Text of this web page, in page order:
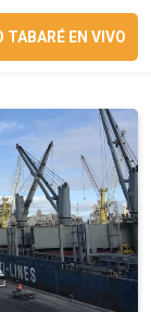
TABARÉ EN VIVO